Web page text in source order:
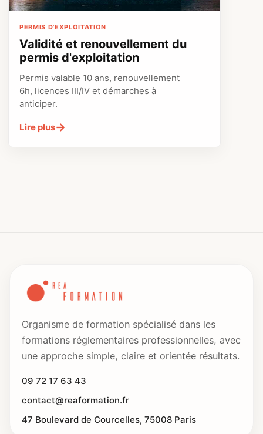
PERMIS D'EXPLOITATION
Validité et renouvellement du
permis d'exploitation
Permis valable 10 ans, renouvellement
6h, licences III/IV et démarches à
anticiper.
Lire plus→
Organisme de formation spécialisé dans les
formations réglementaires professionnelles, avec
une approche simple, claire et orientée résultats.
09 72 17 63 43
contact@reaformation.fr
47 Boulevard de Courcelles, 75008 Paris